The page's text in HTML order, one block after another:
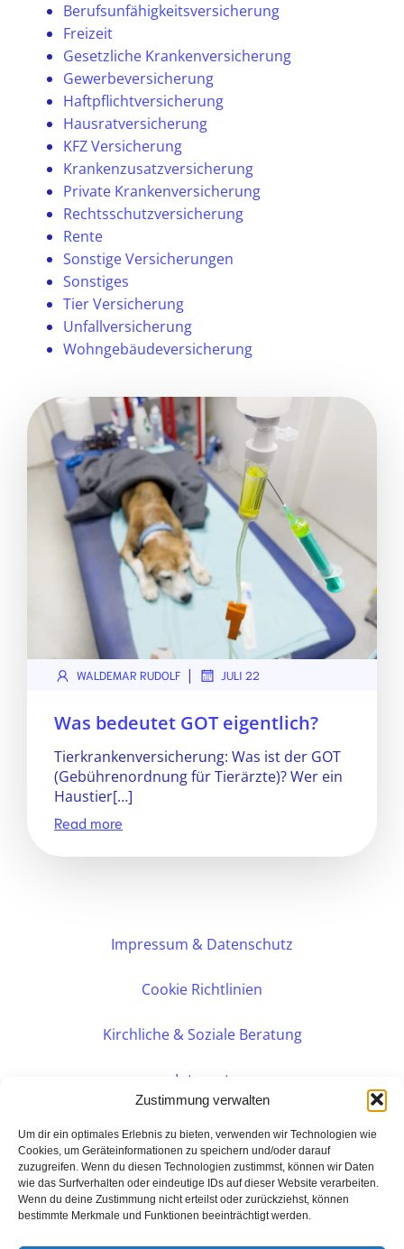
Zustimmung verwalten
Um dir ein optimales Erlebnis zu bieten, verwenden wir Technologien wie
Cookies, um Geräteinformationen zu speichern und/oder darauf
zuzugreifen. Wenn du diesen Technologien zustimmst, können wir Daten
wie das Surfverhalten oder eindeutige IDs auf dieser Website verarbeiten.
Wenn du deine Zustimmung nicht erteilst oder zurückziehst, können
bestimmte Merkmale und Funktionen beeinträchtigt werden.
Berufsunfähigkeitsversicherung
Freizeit
Gesetzliche Krankenversicherung
Gewerbeversicherung
Haftpflichtversicherung
Hausratversicherung
KFZ Versicherung
Krankenzusatzversicherung
Private Krankenversicherung
Rechtsschutzversicherung
Rente
Sonstige Versicherungen
Sonstiges
Tier Versicherung
Unfallversicherung
Wohngebäudeversicherung
WALDEMAR RUDOLF | JULI 22
Was bedeutet GOT eigentlich?
Tierkrankenversicherung: Was ist der GOT
(Gebührenordnung für Tierärzte)? Wer ein
Haustier[…]
Read more
Impressum & Datenschutz
Cookie Richtlinien
Kirchliche & Soziale Beratung
Intranet
PERSÖNLICHE BERATUNG